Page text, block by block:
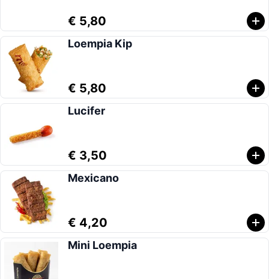
€ 5,80
Loempia Kip
€ 5,80
Lucifer
€ 3,50
Mexicano
€ 4,20
Mini Loempia